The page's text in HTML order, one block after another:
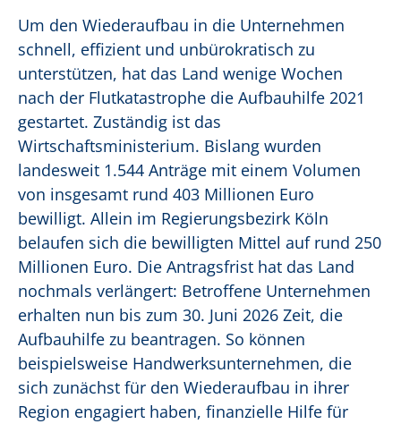
Um den Wiederaufbau in die Unternehmen
schnell, effizient und unbürokratisch zu
unterstützen, hat das Land wenige Wochen
nach der Flutkatastrophe die Aufbauhilfe 2021
gestartet. Zuständig ist das
Wirtschaftsministerium. Bislang wurden
landesweit 1.544 Anträge mit einem Volumen
von insgesamt rund 403 Millionen Euro
bewilligt. Allein im Regierungsbezirk Köln
belaufen sich die bewilligten Mittel auf rund 250
Millionen Euro. Die Antragsfrist hat das Land
nochmals verlängert: Betroffene Unternehmen
erhalten nun bis zum 30. Juni 2026 Zeit, die
Aufbauhilfe zu beantragen. So können
beispielsweise Handwerksunternehmen, die
sich zunächst für den Wiederaufbau in ihrer
Region engagiert haben, finanzielle Hilfe für